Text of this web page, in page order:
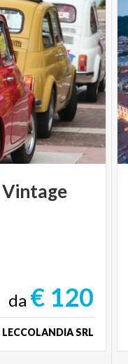
Vintage
da € 120
LECCOLANDIA SRL